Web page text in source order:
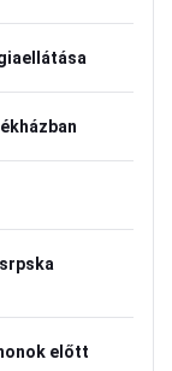
előtt